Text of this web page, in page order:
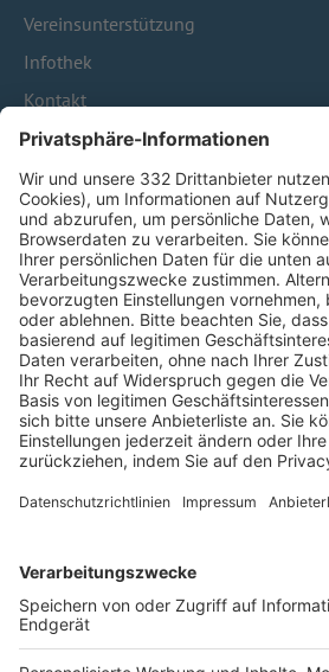
Vereinsunterstützung
Infothek
Kontakt
HÄUFIG BESUCHTE SEITEN
Pässe und Vereinswechsel
Trainerausbildung
Schulungsangebot Vereinsmitarbeiter
BFV-Geschäftsstellen
Trainerbörse
Login SpielPlus
FOLGE DEM BFV
TOP-VEREINE